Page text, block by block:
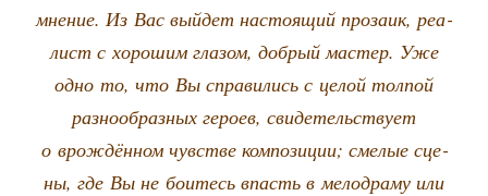
мне­ние. Из Вас вый­дет насто­я­щий про­за­ик, реа­
лист с хоро­шим гла­зом, доб­рый мастер. Уже
одно то, что Вы спра­ви­лись с целой тол­пой
раз­но­об­раз­ных геро­ев, сви­де­тель­ству­ет
о врож­дён­ном чув­стве ком­по­зи­ции; сме­лые сце­
ны, где Вы не бои­тесь впасть в мело­дра­му или